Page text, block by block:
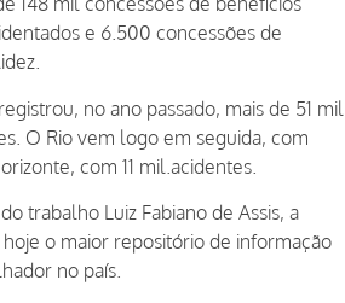
e 6.500 concessões de
no ano passado, mais de 51 mil
O Rio vem logo em seguida, com
com 11 mil.acidentes.
trabalho Luiz Fabiano de Assis, a
o maior repositório de informação
no país.